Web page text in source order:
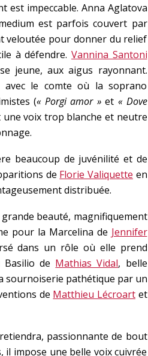
est impeccable. Anna Aglatova
est parfois couvert par
veloutée pour donner du relief
à défendre. Vannina Santoni
jeune, aux aigus rayonnant.
avec le comte où la soprano
(« Porgi amor »et « Dove
voix trop blanche et neutre
beaucoup de juvénilité et de
de Florie Valiquette en
distribuée.
beauté, magnifiquement
pour la Marcelina de Jennifer
dans un rôle où elle prend
de Mathias Vidal, belle
sournoiserie pathétique par un
de Matthieu Lécroartet
passionnante de bout
il impose une belle voix cuivrée